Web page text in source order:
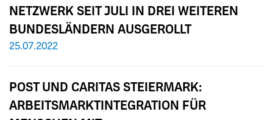
NETZWERK SEIT JULI IN DREI WEITEREN
BUNDESLÄNDERN AUSGEROLLT
25.07.2022
POST UND CARITAS STEIERMARK:
ARBEITSMARKTINTEGRATION FÜR